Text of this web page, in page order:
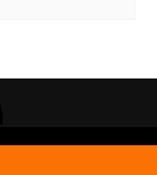
reserved.